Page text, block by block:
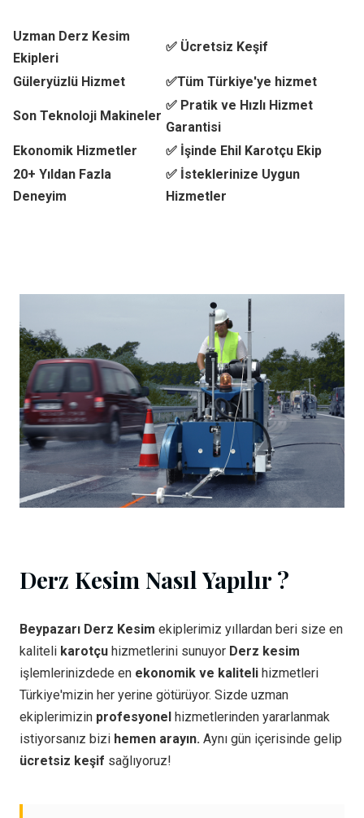
Uzman Derz Kesim
Ekipleri
✅ Ücretsiz Keşif
Güleryüzlü Hizmet ✅Tüm Türkiye'ye hizmet
Son Teknoloji Makineler
✅ Pratik ve Hızlı Hizmet
Garantisi
Ekonomik Hizmetler
✅ İşinde Ehil Karotçu Ekip
20+ Yıldan Fazla
Deneyim
✅ İsteklerinize Uygun
Hizmetler
Derz Kesim Nasıl Yapılır ?
Beypazarı Derz Kesim ekiplerimiz yıllardan beri size en
kaliteli karotçu hizmetlerini sunuyor Derz kesim
işlemlerinizdede en ekonomik ve kaliteli hizmetleri
Türkiye'mizin her yerine götürüyor. Sizde uzman
ekiplerimizin profesyonel hizmetlerinden yararlanmak
istiyorsanız bizi hemen arayın. Aynı gün içerisinde gelip
ücretsiz keşif sağlıyoruz!